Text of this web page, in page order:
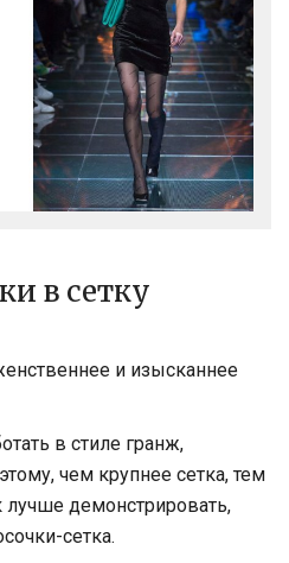
в сетку
и изысканнее
в стиле гранж,
чем крупнее сетка, тем
демонстрировать,
сетка.